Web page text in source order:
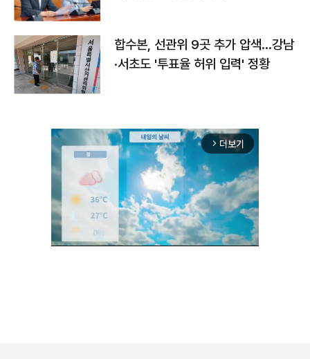
합수본, 선관위 9곳 추가 압색…강남
·서초도 '투표율 허위 입력' 정황
arrow_forward_ios 더보기